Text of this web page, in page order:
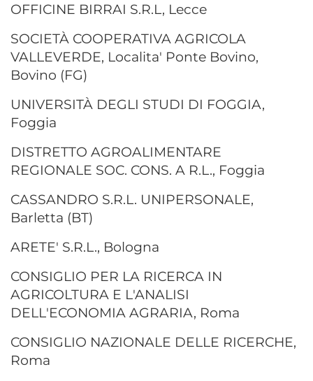
OFFICINE BIRRAI S.R.L, Lecce
SOCIETÀ COOPERATIVA AGRICOLA
VALLEVERDE, Localita' Ponte Bovino,
Bovino (FG)
UNIVERSITÀ DEGLI STUDI DI FOGGIA,
Foggia
DISTRETTO AGROALIMENTARE
REGIONALE SOC. CONS. A R.L., Foggia
CASSANDRO S.R.L. UNIPERSONALE,
Barletta (BT)
ARETE' S.R.L., Bologna
CONSIGLIO PER LA RICERCA IN
AGRICOLTURA E L'ANALISI
DELL'ECONOMIA AGRARIA, Roma
CONSIGLIO NAZIONALE DELLE RICERCHE,
Roma